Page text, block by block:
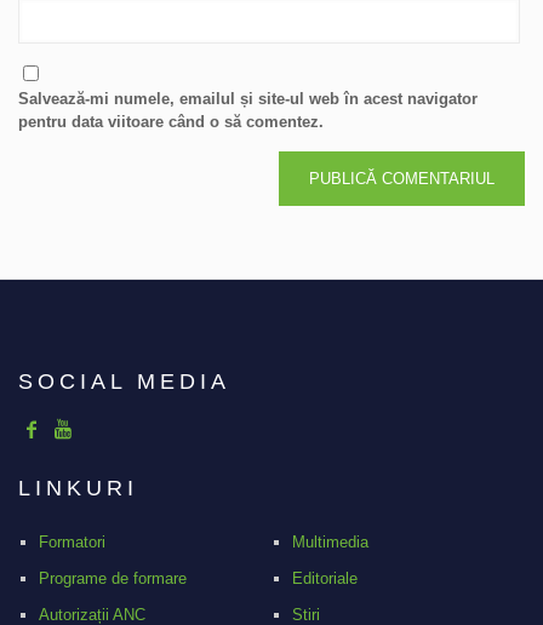
Salvează-mi numele, emailul și site-ul web în acest navigator
pentru data viitoare când o să comentez.
SOCIAL MEDIA
LINKURI
Formatori
Programe de formare
Autorizații ANC
Multimedia
Editoriale
Stiri